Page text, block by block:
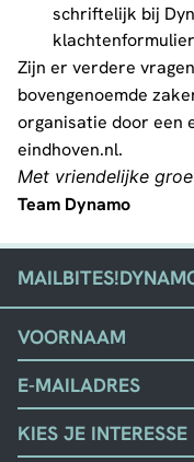
schriftelijk bij
Zijn er verdere
bovengenoemde
organisatie door een
eindhoven.nl.
Met vriendelijke
Team Dynamo
MAILBITES!